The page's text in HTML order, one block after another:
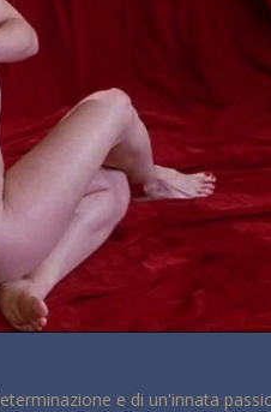
e di un'innata